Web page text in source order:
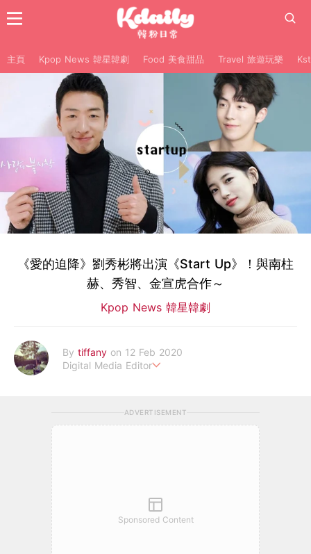
主頁 Kpop News 韓星韓劇 Food 美食甜品 Travel 旅遊玩樂
《愛的迫降》劉秀彬將出演《Start Up》！與南柱
赫、秀智、金宣虎合作～
Kpop News 韓星韓劇
By tiffany on 12 Feb 2020
Digital Media Editor
ADVERTISEMENT
Sponsored Content